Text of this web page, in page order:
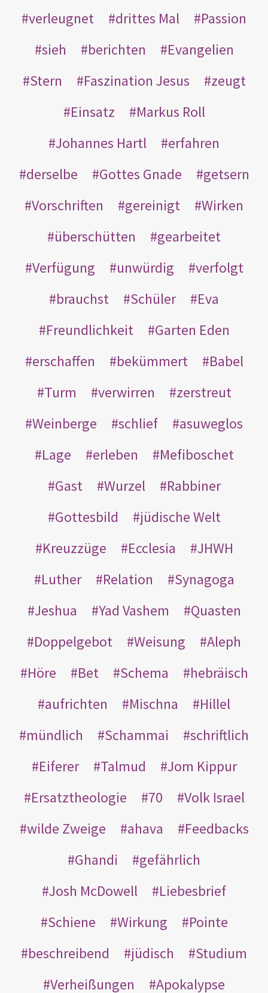
verleugnet
drittes Mal
Passion
sieh
berichten
Evangelien
Stern
Faszination Jesus
zeugt
Einsatz
Markus Roll
Johannes Hartl
erfahren
derselbe
Gottes Gnade
getsern
Vorschriften
gereinigt
Wirken
überschütten
gearbeitet
Verfügung
unwürdig
verfolgt
brauchst
Schüler
Eva
Freundlichkeit
Garten Eden
erschaffen
bekümmert
Babel
Turm
verwirren
zerstreut
Weinberge
schlief
asuweglos
Lage
erleben
Mefiboschet
Gast
Wurzel
Rabbiner
Gottesbild
jüdische Welt
Kreuzzüge
Ecclesia
JHWH
Luther
Relation
Synagoga
Jeshua
Yad Vashem
Quasten
Doppelgebot
Weisung
Aleph
Höre
Bet Schema
hebräisch
aufrichten
Mischna
Hillel
mündlich
Schammai
schriftlich
Eiferer
Talmud
Jom Kippur
Ersatztheologie
70
Volk Israel
wilde Zweige
ahava
Feedbacks
Ghandi
gefährlich
Josh McDowell
Liebesbrief
Schiene
Wirkung
Pointe
beschreibend
jüdisch
Studium
Verheißungen
Apokalypse